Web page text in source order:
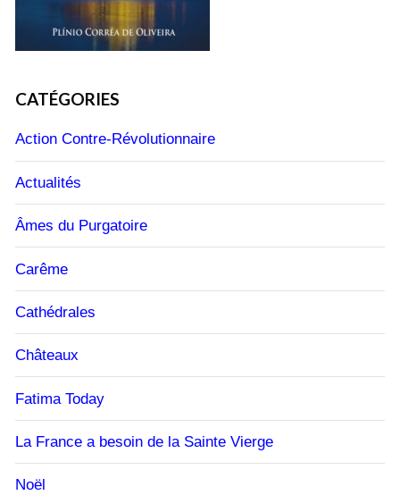
CATÉGORIES
Action Contre-Révolutionnaire
Actualités
Âmes du Purgatoire
Carême
Cathédrales
Châteaux
Fatima Today
La France a besoin de la Sainte Vierge
Noël